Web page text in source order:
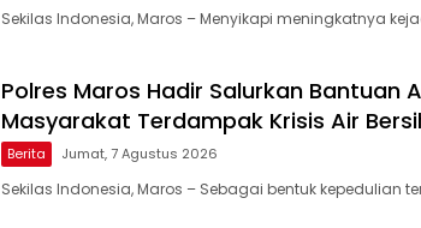
Sekilas Indonesia, Maros – Menyikapi meningkatnya
Polres Maros Hadir Salurkan Bantuan
Masyarakat Terdampak Krisis Air
Berita Jumat, 7 Agustus 2026
Sekilas Indonesia, Maros – Sebagai bentuk kepedulian